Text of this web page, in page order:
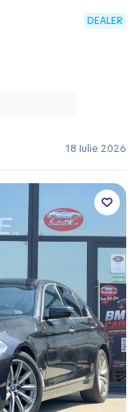
DEALER
18 Iulie 2026